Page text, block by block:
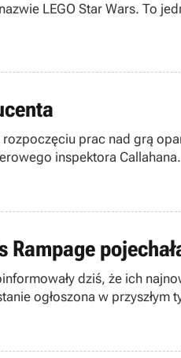
LEGO Star Wars. To
z III Epizodu
nad grą opartą na kultowym filmie
inspektora
dziś, że ich
ogłoszona w przyszłym